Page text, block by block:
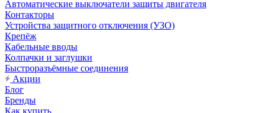
Автоматические выключатели защиты двигателя
Контакторы
Устройства защитного отключения (УЗО)
Крепёж
Кабельные вводы
Колпачки и заглушки
Быстроразъёмные соединения
Акции
Блог
Бренды
Как купить